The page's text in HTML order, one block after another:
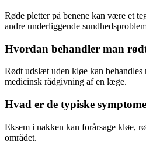
Røde pletter på benene kan være et
andre underliggende
Hvordan behandler man
Rødt udslæt uden kløe kan
medicinsk rådgivning af en læge.
Hvad er de typiske
Eksem i nakken kan forårsage kløe,
området.